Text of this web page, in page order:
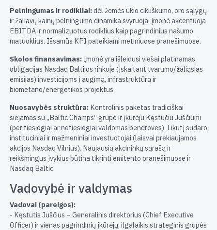
Pelningumas ir rodikliai:dėl žemės ūkio cikliškumo, oro sąlygų
ir žaliavų kainų pelningumo dinamika svyruoja; įmonė akcentuoja
EBITDA ir normalizuotus rodiklius kaip pagrindinius našumo
matuoklius. Išsamūs KPI pateikiami metiniuose pranešimuose.
Skolos finansavimas: Įmonė yra išleidusi viešai platinamas
obligacijas Nasdaq Baltijos rinkoje (įskaitant tvarumo/žaliąsias
emisijas) investicijoms į augimą, infrastruktūrą ir
biometano/energetikos projektus.
Nuosavybės struktūra: Kontrolinis paketas tradiciškai
siejamas su „Baltic Champs“ grupe ir įkūrėju Kęstučiu Juščiumi
(per tiesiogiai ar netiesiogiai valdomas bendroves). Likutį sudaro
instituciniai ir mažmeniniai investuotojai (laisvai prekiaujamos
akcijos Nasdaq Vilnius). Naujausią akcininkų sąrašą ir
reikšmingus įvykius būtina tikrinti emitento pranešimuose ir
Nasdaq Baltic.
Vadovybė ir valdymas
Vadovai (pareigos):
- Kęstutis Juščius – Generalinis direktorius (Chief Executive
Officer) ir vienas pagrindinių įkūrėjų; ilgalaikis strateginis grupės